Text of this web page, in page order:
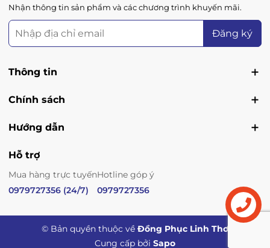
Nhận thông tin sản phẩm và các chương trình khuyến mãi.
Đăng ký
Thông tin
Chính sách
Hướng dẫn
Hỗ trợ
Mua hàng trực tuyến
0979727356 (24/7)
Hotline góp ý
0979727356
© Bản quyền thuộc về Đồng Phục Linh Thơ
Cung cấp bởi Sapo
Liên hệ